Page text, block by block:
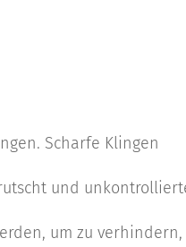
Scharfe Klingen
und
um zu verhindern,